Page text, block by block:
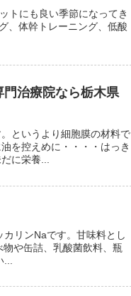
トにも良い季節になってき
、体幹トレーニング、低酸
治療院なら栃木県
というより細胞膜の材料で
を控えめに・・・・はっき
に栄養...
リンNaです。甘味料とし
や缶詰、乳酸菌飲料、瓶